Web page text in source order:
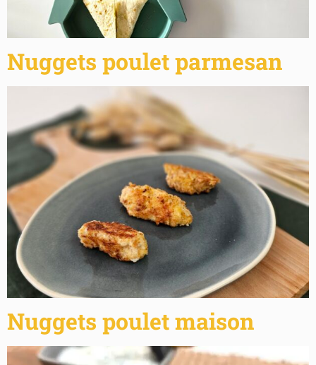
Nuggets poulet parmesan
Nuggets poulet maison